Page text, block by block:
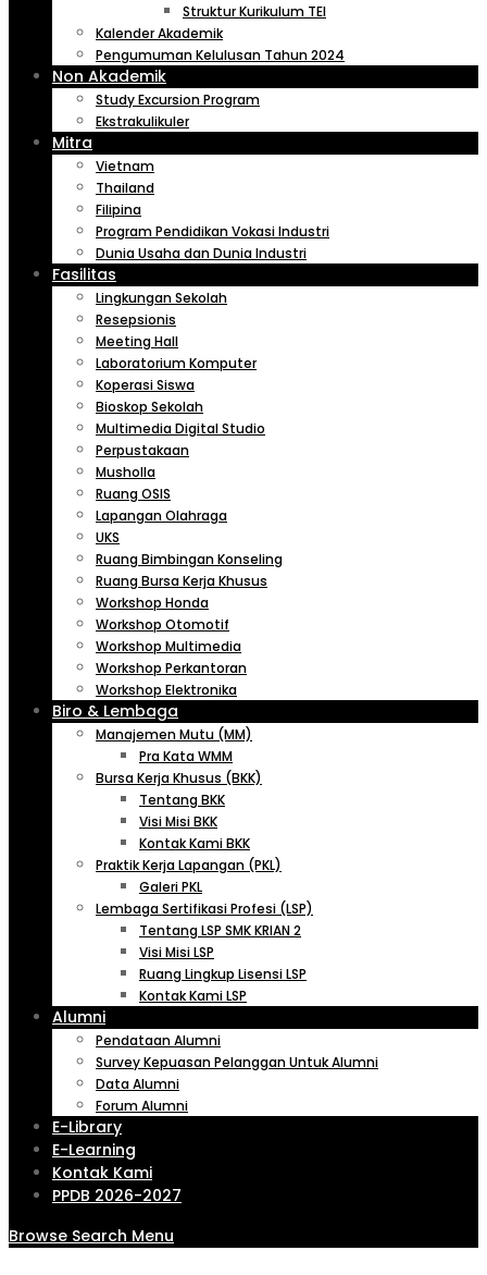
Struktur Kurikulum TEI
Kalender Akademik
Pengumuman Kelulusan Tahun 2024
Non Akademik
Study Excursion Program
Ekstrakulikuler
Mitra
Vietnam
Thailand
Filipina
Program Pendidikan Vokasi Industri
Dunia Usaha dan Dunia Industri
Fasilitas
Lingkungan Sekolah
Resepsionis
Meeting Hall
Laboratorium Komputer
Koperasi Siswa
Bioskop Sekolah
Multimedia Digital Studio
Perpustakaan
Musholla
Ruang OSIS
Lapangan Olahraga
UKS
Ruang Bimbingan Konseling
Ruang Bursa Kerja Khusus
Workshop Honda
Workshop Otomotif
Workshop Multimedia
Workshop Perkantoran
Workshop Elektronika
Biro & Lembaga
Manajemen Mutu (MM)
Pra Kata WMM
Bursa Kerja Khusus (BKK)
Tentang BKK
Visi Misi BKK
Kontak Kami BKK
Praktik Kerja Lapangan (PKL)
Galeri PKL
Lembaga Sertifikasi Profesi (LSP)
Tentang LSP SMK KRIAN 2
Visi Misi LSP
Ruang Lingkup Lisensi LSP
Kontak Kami LSP
Alumni
Pendataan Alumni
Survey Kepuasan Pelanggan Untuk Alumni
Data Alumni
Forum Alumni
E-Library
E-Learning
Kontak Kami
PPDB 2026-2027
Browse Search Menu